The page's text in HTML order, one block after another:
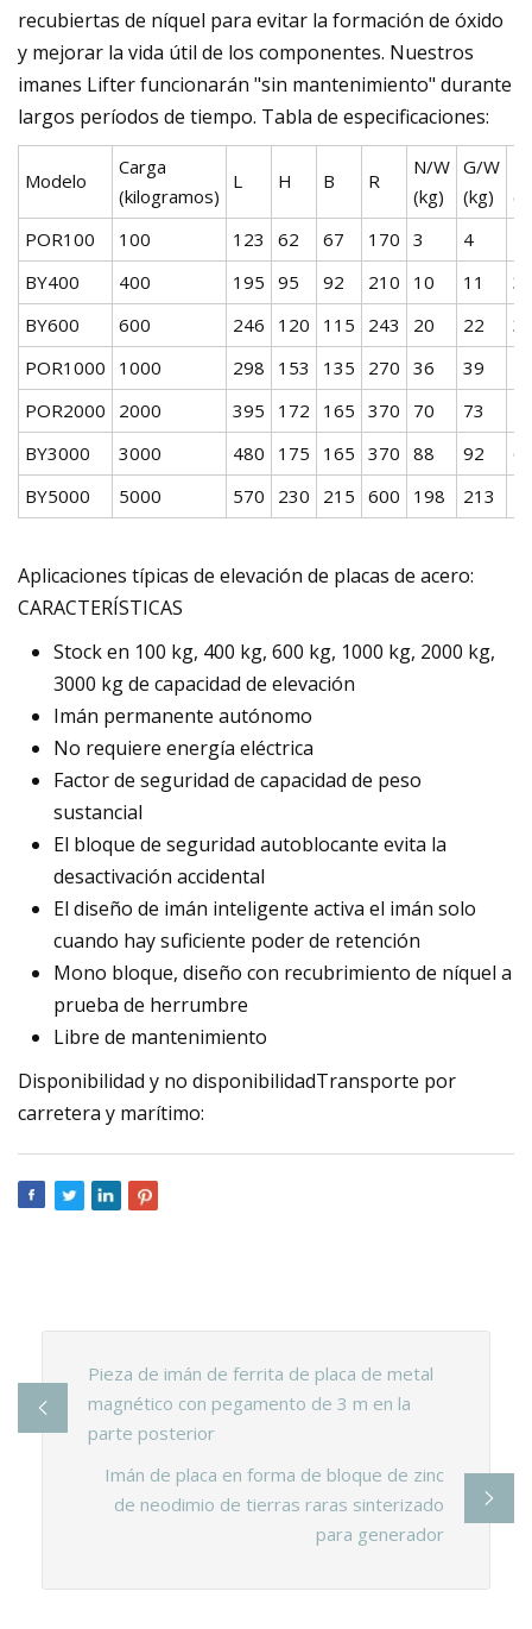
recubiertas de níquel para evitar la formación de óxido
y mejorar la vida útil de los componentes. Nuestros
imanes Lifter funcionarán "sin mantenimiento" durante
largos períodos de tiempo. Tabla de especificaciones:
Modelo
Carga
(kilogramos)
L H B R
N/W
(kg)
G/W
(kg)
POR100
100 123 62 67 170 3 4
BY400
400 195 95 92 210 10 11
BY600
600 246 120 115 243 20 22
POR1000
1000 298 153 135 270 36 39
POR2000
2000 395 172 165 370 70 73
BY3000
3000 480 175 165 370 88 92
BY5000
5000 570 230 215 600 198 213
Aplicaciones típicas de elevación de placas de acero:
CARACTERÍSTICAS
Stock en 100 kg, 400 kg, 600 kg, 1000 kg, 2000 kg,
3000 kg de capacidad de elevación
Imán permanente autónomo
No requiere energía eléctrica
Factor de seguridad de capacidad de peso
sustancial
El bloque de seguridad autoblocante evita la
desactivación accidental
El diseño de imán inteligente activa el imán solo
cuando hay suficiente poder de retención
Mono bloque, diseño con recubrimiento de níquel a
prueba de herrumbre
Libre de mantenimiento
Disponibilidad y no disponibilidadTransporte por
carretera y marítimo:
Pieza de imán de ferrita de placa de metal
magnético con pegamento de 3 m en la
parte posterior
Imán de placa en forma de bloque de zinc
de neodimio de tierras raras sinterizado
para generador